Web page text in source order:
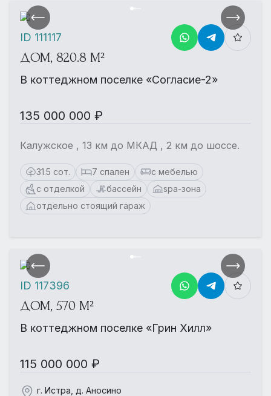
ДОМ, 820.8 М²
В коттеджном поселке «Согласие-2»
135 000 000 ₽
Калужское , 13 км до МКАД , 2 км до шоссе.
31.5 сот. 7 спален
с мебелью
с отделкой
бассейн
spa-зона
отдельно стоящий гараж
ID 111117
ДОМ, 570 М²
В коттеджном поселке «Грин Хилл»
115 000 000 ₽
г. Истра, д. Аносино
ID 117396